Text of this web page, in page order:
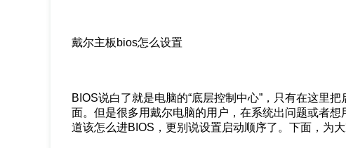
戴尔主板bios怎么设置
BIOS说白了就是电脑的“底层控制中心”，只有在这里
面。但是很多用戴尔电脑的用户，在系统出问题或者
道该怎么进BIOS，更别说设置启动顺序了。下面，为